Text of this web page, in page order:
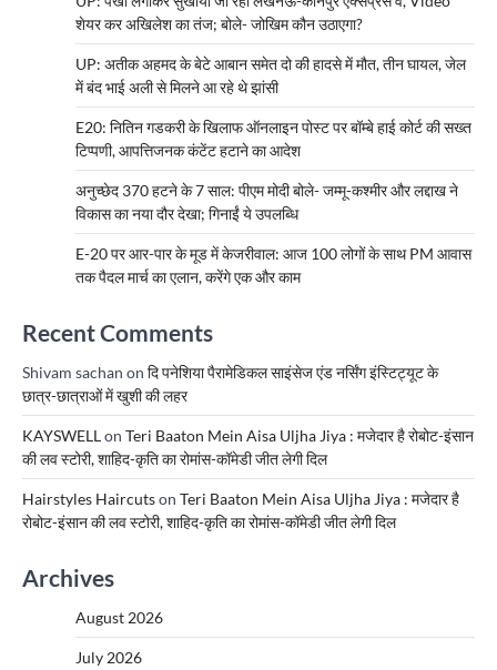
शेयर कर अखिलेश का तंज; बोले- जोखिम कौन उठाएगा?
UP: अतीक अहमद के बेटे आबान समेत दो की हादसे में मौत, तीन घायल, जेल
में बंद भाई अली से मिलने आ रहे थे झांसी
E20: नितिन गडकरी के खिलाफ ऑनलाइन पोस्ट पर बॉम्बे हाई कोर्ट की सख्त
टिप्पणी, आपत्तिजनक कंटेंट हटाने का आदेश
अनुच्छेद 370 हटने के 7 साल: पीएम मोदी बोले- जम्मू-कश्मीर और लद्दाख ने
विकास का नया दौर देखा; गिनाईं ये उपलब्धि
E-20 पर आर-पार के मूड में केजरीवाल: आज 100 लोगों के साथ PM आवास
तक पैदल मार्च का एलान, करेंगे एक और काम
Recent Comments
Shivam sachan on दि पनेशिया पैरामेडिकल साइंसेज एंड नर्सिंग इंस्टिट्यूट के
छात्र-छात्राओं में खुशी की लहर
KAYSWELLon Teri Baaton Mein Aisa Uljha Jiya : मजेदार है रोबोट-इंसान
की लव स्टोरी, शाहिद-कृति का रोमांस-कॉमेडी जीत लेगी दिल
Hairstyles Haircutson Teri Baaton Mein Aisa Uljha Jiya : मजेदार है
रोबोट-इंसान की लव स्टोरी, शाहिद-कृति का रोमांस-कॉमेडी जीत लेगी दिल
Archives
August 2026
July 2026